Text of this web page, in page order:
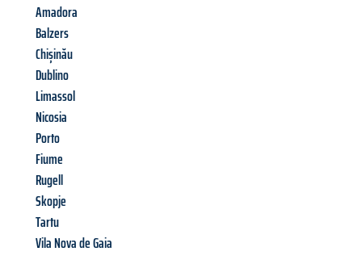
Amadora
Balzers
Chișinău
Dublino
Limassol
Nicosia
Porto
Fiume
Rugell
Skopje
Tartu
Vila Nova de Gaia